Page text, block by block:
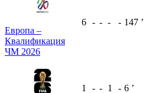
Европа –
Квалификация
ЧМ 2026
6 - - - - 147 ʼ
1 - - 1 - 6 ʼ